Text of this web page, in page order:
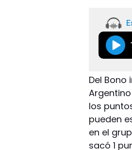
Del
los
pueden
en el
sacó 1